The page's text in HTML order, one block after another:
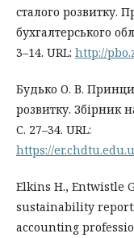
сталого розвитку.
бухгалтерського
3–14. URL: http://
Будько О. В.
розвитку. Збірник
С. 27–34. URL:
https://
Elkins H., Entwistle
sustainability
accounting